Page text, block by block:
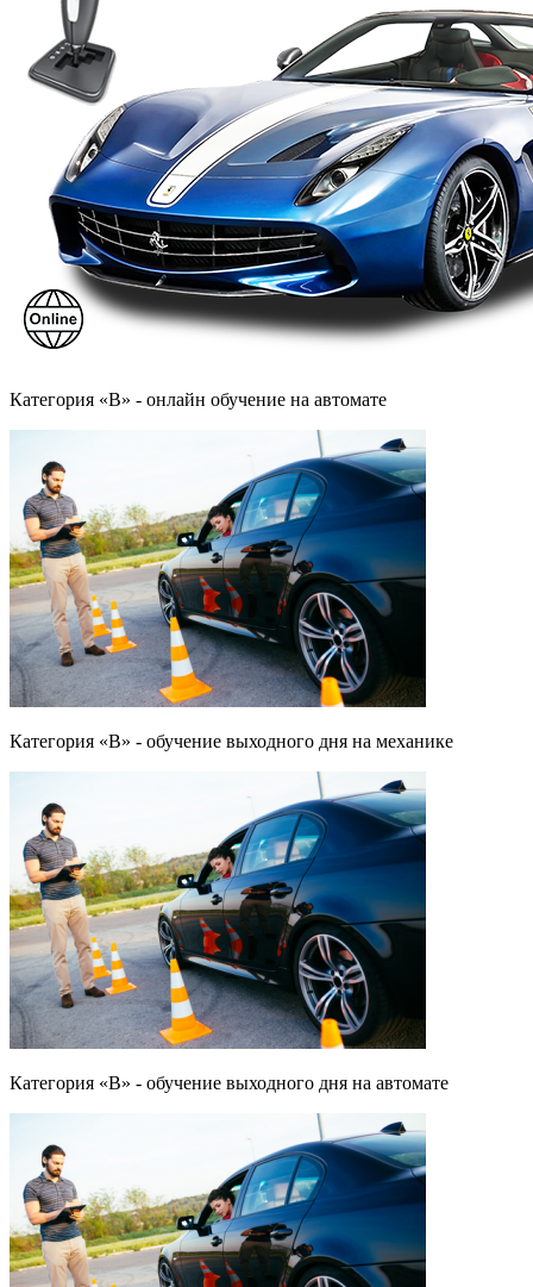
Категория «B» - онлайн обучение на автомате
Категория «B» - обучение выходного дня на механике
Категория «B» - обучение выходного дня на автомате